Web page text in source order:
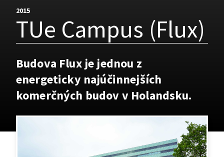
2015
TUe Campus (Flux)
Budova Flux je jednou z
energeticky najúčinnejších
komerčných budov v Holandsku.